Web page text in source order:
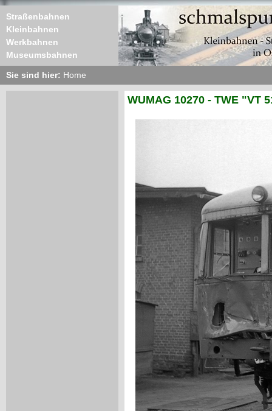
Straßenbahnen
Kleinbahnen
Werkbahnen
Museumsbahnen
Sie sind hier: Home
WUMAG 10270 - TWE "VT